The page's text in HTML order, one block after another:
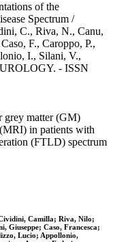
of the
Spectrum /
C., Riva, N., Canu,
F., Caroppo, P.,
I., Silani, V.,
- ISSN
grey matter (GM)
in patients with
(FTLD) spectrum
Camilla; Riva, Nilo;
Giuseppe; Caso, Francesca;
Lucio; Appollonio,